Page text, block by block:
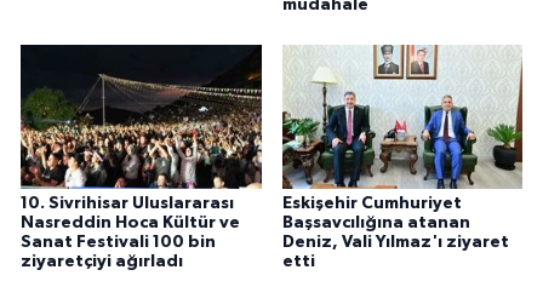
müdahale
10. Sivrihisar Uluslararası
Nasreddin Hoca Kültür ve
Sanat Festivali 100 bin
ziyaretçiyi ağırladı
Eskişehir Cumhuriyet
Başsavcılığına atanan
Deniz, Vali Yılmaz'ı ziyaret
etti